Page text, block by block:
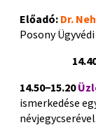
Előadó: Dr.
Posony
14.50−15.20
ismerkedése